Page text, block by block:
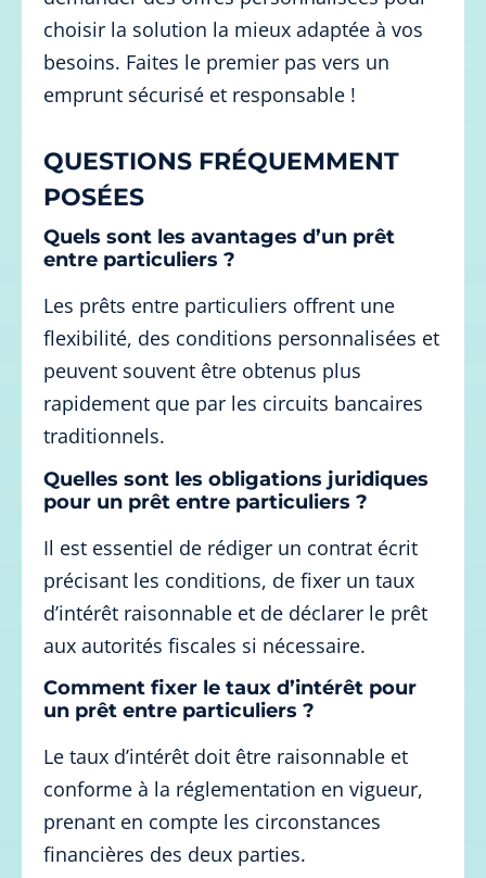
choisir la solution la mieux adaptée à vos
besoins. Faites le premier pas vers un
emprunt sécurisé et responsable !
QUESTIONS FRÉQUEMMENT
POSÉES
Quels sont les avantages d’un prêt
entre particuliers ?
Les prêts entre particuliers offrent une
flexibilité, des conditions personnalisées et
peuvent souvent être obtenus plus
rapidement que par les circuits bancaires
traditionnels.
Quelles sont les obligations juridiques
pour un prêt entre particuliers ?
Il est essentiel de rédiger un contrat écrit
précisant les conditions, de fixer un taux
d’intérêt raisonnable et de déclarer le prêt
aux autorités fiscales si nécessaire.
Comment fixer le taux d’intérêt pour
un prêt entre particuliers ?
Le taux d’intérêt doit être raisonnable et
conforme à la réglementation en vigueur,
prenant en compte les circonstances
financières des deux parties.